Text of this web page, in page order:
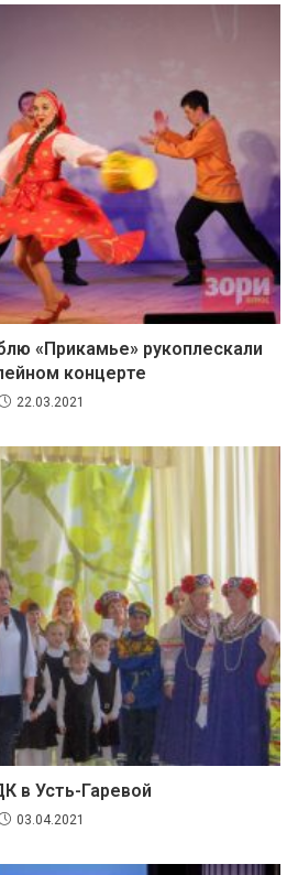
«Прикамье» рукоплескали
концерте
22.03.2021
в Усть-Гаревой
03.04.2021